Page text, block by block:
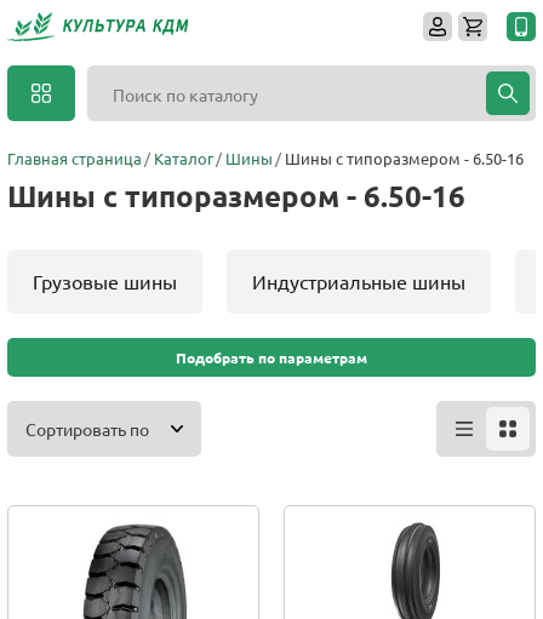
Главная страница Каталог Шины Шины с типоразмером - 6.50-16
Шины с типоразмером - 6.50-16
Грузовые шины Индустриальные шины
Подобрать по параметрам
Сортировать по